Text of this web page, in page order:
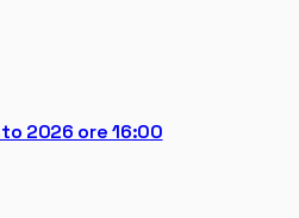
2026 ore 16:00